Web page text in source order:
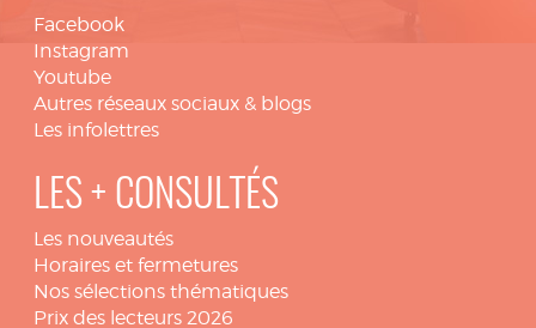
Facebook
Instagram
Youtube
Autres réseaux sociaux & blogs
Les infolettres
LES + CONSULTÉS
Les nouveautés
Horaires et fermetures
Nos sélections thématiques
Prix des lecteurs 2026